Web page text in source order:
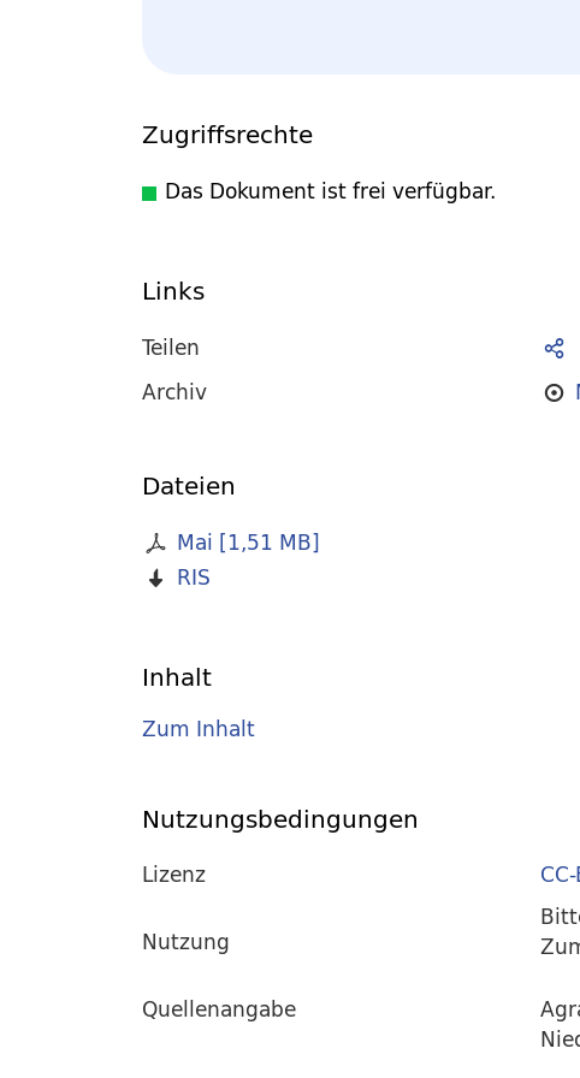
Zugriffsrechte
Das Dokument ist frei verfügbar.
Links
Teilen
Archiv
Dateien
Mai [1,51 MB]
RIS
Inhalt
Zum Inhalt
Nutzungsbedingungen
Lizenz
Nutzung
Quellenangabe